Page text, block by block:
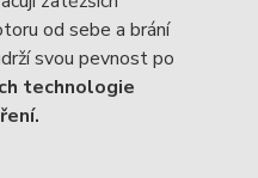
od sebe a brání
svou pevnost po
technologie